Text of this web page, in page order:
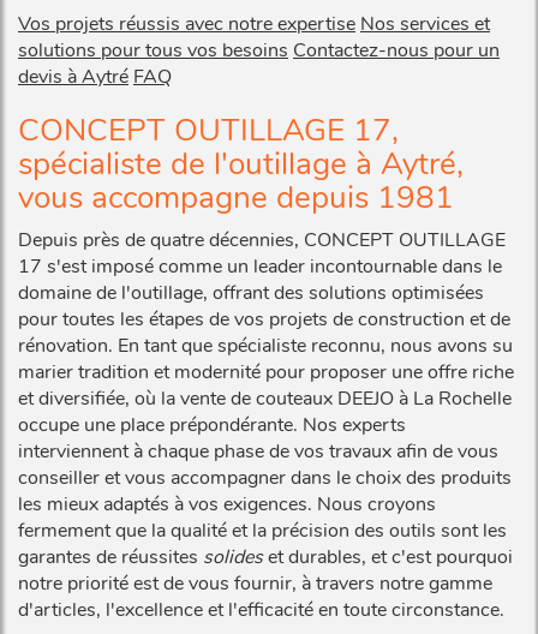
Vos projets réussis avec notre expertise Nos services et
solutions pour tous vos besoins Contactez-nous pour un
devis à Aytré FAQ
CONCEPT OUTILLAGE 17,
spécialiste de l'outillage à Aytré,
vous accompagne depuis 1981
Depuis près de quatre décennies, CONCEPT OUTILLAGE
17 s'est imposé comme un leader incontournable dans le
domaine de l'outillage, offrant des solutions optimisées
pour toutes les étapes de vos projets de construction et de
rénovation. En tant que spécialiste reconnu, nous avons su
marier tradition et modernité pour proposer une offre riche
et diversifiée, où la vente de couteaux DEEJO à La Rochelle
occupe une place prépondérante. Nos experts
interviennent à chaque phase de vos travaux afin de vous
conseiller et vous accompagner dans le choix des produits
les mieux adaptés à vos exigences. Nous croyons
fermement que la qualité et la précision des outils sont les
garantes de réussites solideset durables, et c'est pourquoi
notre priorité est de vous fournir, à travers notre gamme
d'articles, l'excellence et l'efficacité en toute circonstance.